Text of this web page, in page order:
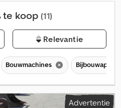
te koop (11)
Relevantie
Bouwmachines
Advertentie